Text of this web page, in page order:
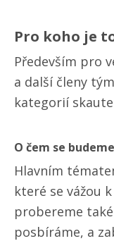
Pro koho je
Především pro
a další členy
kategorií
O čem se
Hlavním
které se vážou
probereme
posbíráme, a